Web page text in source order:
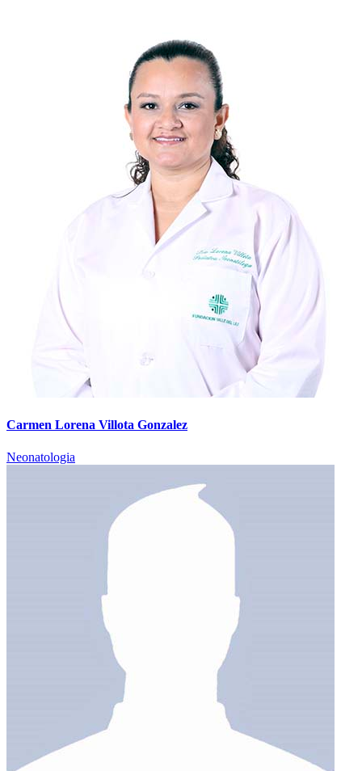
Carmen Lorena Villota Gonzalez
Neonatologia